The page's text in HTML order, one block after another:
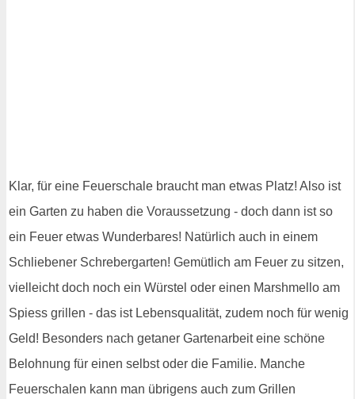
Klar, für eine Feuerschale braucht man etwas Platz! Also ist
ein Garten zu haben die Voraussetzung - doch dann ist so
ein Feuer etwas Wunderbares! Natürlich auch in einem
Schliebener Schrebergarten! Gemütlich am Feuer zu sitzen,
vielleicht doch noch ein Würstel oder einen Marshmello am
Spiess grillen - das ist Lebensqualität, zudem noch für wenig
Geld! Besonders nach getaner Gartenarbeit eine schöne
Belohnung für einen selbst oder die Familie. Manche
Feuerschalen kann man übrigens auch zum Grillen